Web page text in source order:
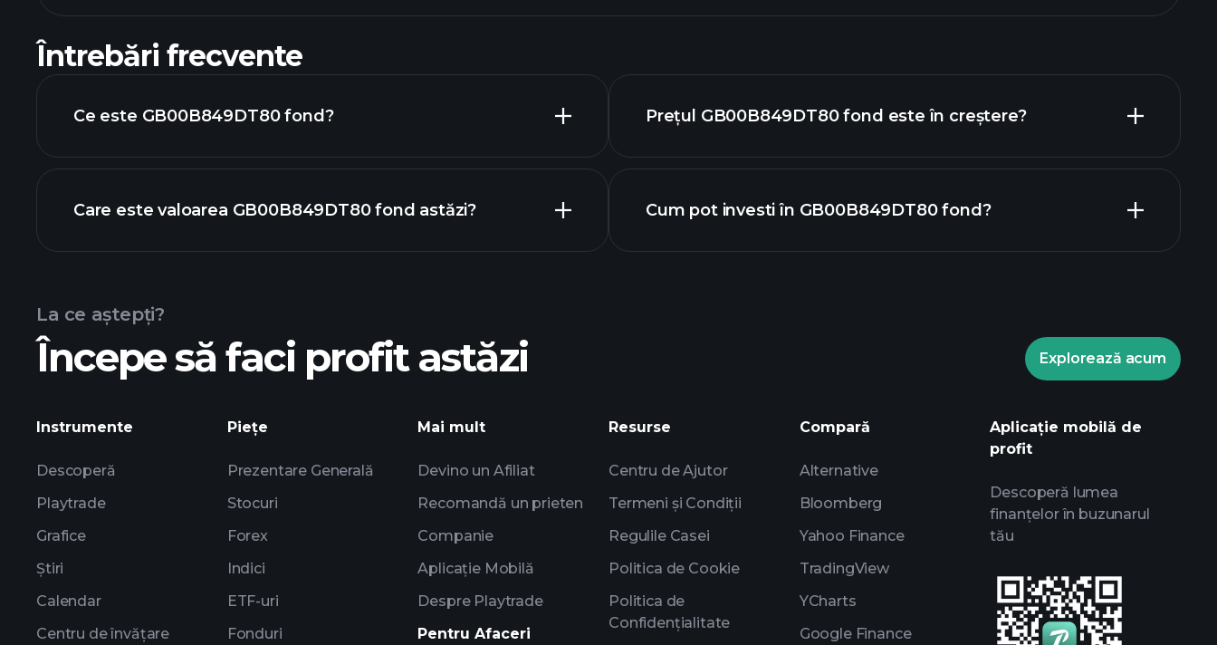
Întrebări frecvente
Ce este GB00B849DT80 fond?
Care este valoarea GB00B849DT80 fond astăzi?
graficul avansat
Prețul GB00B849DT80 fond este în creștere?
GB00B849DT80 fond chart
Cum pot investi în GB00B849DT80 fond?
La ce aștepți?
Începe să faci profit astăzi Explorează acum
Instrumente
Descoperă
Playtrade
Grafice
Știri
Calendar
Centru de învățare
Piețe
Prezentare Generală
Stocuri
Forex
Indici
ETF-uri
Fonduri
Mai mult
Devino un Afiliat
Recomandă un prieten
Companie
Aplicație Mobilă
Despre Playtrade
Pentru Afaceri
Resurse
Centru de Ajutor
Termeni și Condiții
Regulile Casei
Politica de Cookie
Politica de
Confidențialitate
Compară
Alternative
Bloomberg
Yahoo Finance
TradingView
YCharts
Google Finance
Aplicație mobilă de
profit
Descoperă lumea
finanțelor în buzunarul
tău